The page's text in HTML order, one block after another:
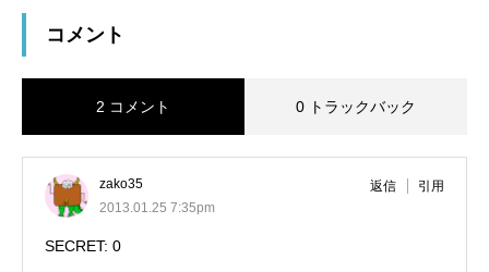
コメント
2 コメント 0 トラックバック
zako35
2013.01.25 7:35pm
返信 引用
SECRET: 0